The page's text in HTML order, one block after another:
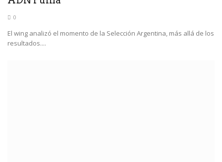
0
El wing analizó el momento de la Selección Argentina, más allá de los
resultados....